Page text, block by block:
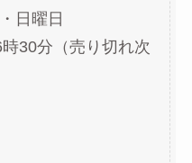
日曜日
30分（売り切れ次